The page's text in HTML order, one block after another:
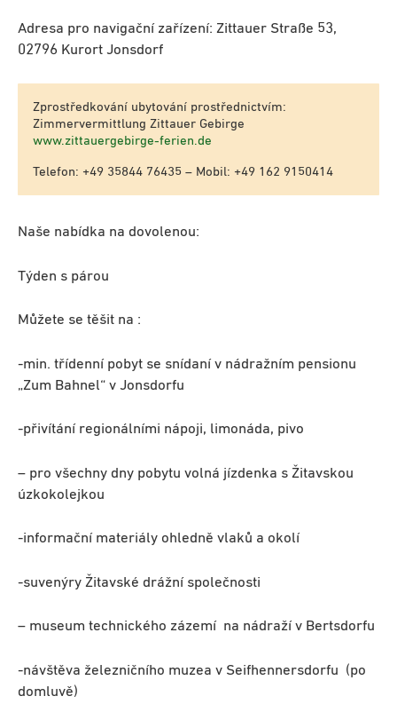
Adresa pro navigační zařízení: Zittauer Straße 53,
02796 Kurort Jonsdorf
Zprostředkování ubytování prostřednictvím:
Zimmervermittlung Zittauer Gebirge
www.zittauergebirge-ferien.de
Telefon: +49 35844 76435 – Mobil: +49 162 9150414
Naše nabídka na dovolenou:
Týden s párou
Můžete se těšit na :
-min. třídenní pobyt se snídaní v nádražním pensionu
„Zum Bahnel“ v Jonsdorfu
-přivítání regionálními nápoji, limonáda, pivo
– pro všechny dny pobytu volná jízdenka s Žitavskou
úzkokolejkou
-informační materiály ohledně vlaků a okolí
-suvenýry Žitavské drážní společnosti
– museum technického zázemí na nádraží v Bertsdorfu
-návštěva železničního muzea v Seifhennersdorfu (po
domluvě)